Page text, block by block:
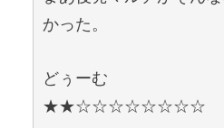
かった。
どぅーむ
★★☆☆☆☆☆☆☆☆